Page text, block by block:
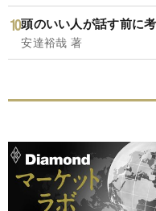
頭のいい人が話す前に
安達裕哉 著